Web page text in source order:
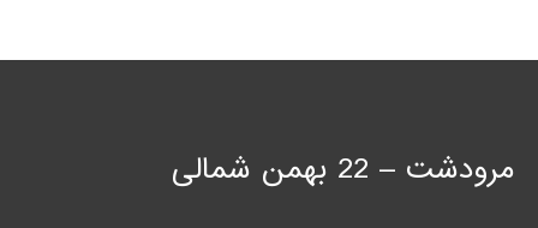
مرودشت – 22 بهمن شمالی